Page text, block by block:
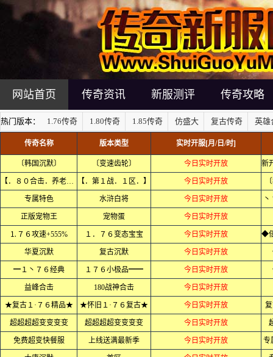
网站首页 传奇资讯 新服测评 传奇攻略
热门版本： 1.76传奇 1.80传奇 1.85传奇 仿盛大 复古传奇 英雄
传奇名称 版本类型 实时开服[月/日/时]
〔韩国沉默〕 〔变速齿轮〕 今日实时开放
【．８０合击．养老．】 【．第１战．１区．】 今日实时开放
专属特色 水浒白将 今日实时开放
正版宠物王 宠物蛋 今日实时开放
⒈７６攻速+555% １．７６变态宝宝 今日实时开放
华夏沉默 复古沉默 今日实时开放
━１丶７６经典 １７６小极品━━ 今日实时开放
益峰合击 180战神合击 今日实时开放
★复古１·７６精品★ ★怀旧１·７６复古★ 今日实时开放
超超超超变变变变 超超超超变变变变 今日实时开放
免费超变快餐服 上线送满最新季 今日实时开放 专